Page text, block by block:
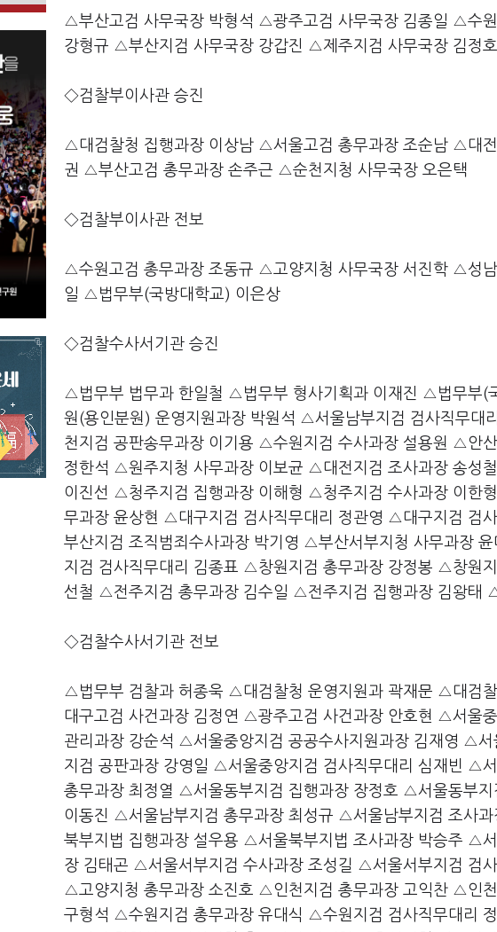
△부산고검 사무국장 박형석 △광주고검 사무국장 김종일 △수
강형규 △부산지검 사무국장 강갑진 △제주지검 사무국장 김정
◇검찰부이사관 승진
△대검찰청 집행과장 이상남 △서울고검 총무과장 조순남 △대
권 △부산고검 총무과장 손주근 △순천지청 사무국장 오은택
◇검찰부이사관 전보
△수원고검 총무과장 조동규 △고양지청 사무국장 서진학 △성
일 △법무부(국방대학교) 이은상
◇검찰수사서기관 승진
△법무부 법무과 한일철 △법무부 형사기획과 이재진 △법무부(
원(용인분원) 운영지원과장 박원석 △서울남부지검 검사직무
천지검 공판송무과장 이기용 △수원지검 수사과장 설용원 △안
정한석 △원주지청 사무과장 이보균 △대전지검 조사과장 송성
이진선 △청주지검 집행과장 이해형 △청주지검 수사과장 이한
무과장 윤상현 △대구지검 검사직무대리 정관영 △대구지검 검
부산지검 조직범죄수사과장 박기영 △부산서부지청 사무과장
지검 검사직무대리 김종표 △창원지검 총무과장 강정봉 △창원
선철 △전주지검 총무과장 김수일 △전주지검 집행과장 김왕태
◇검찰수사서기관 전보
△법무부 검찰과 허종욱 △대검찰청 운영지원과 곽재문 △대검
대구고검 사건과장 김정연 △광주고검 사건과장 안호현 △서울
관리과장 강순석 △서울중앙지검 공공수사지원과장 김재영 △
지검 공판과장 강영일 △서울중앙지검 검사직무대리 심재빈 △
총무과장 최정열 △서울동부지검 집행과장 장정호 △서울동부
이동진 △서울남부지검 총무과장 최성규 △서울남부지검 조사
북부지법 집행과장 설우용 △서울북부지법 조사과장 박승주 △
장 김태곤 △서울서부지검 수사과장 조성길 △서울서부지검 검
△고양지청 총무과장 소진호 △인천지검 총무과장 고익찬 △인
구형석 △수원지검 총무과장 유대식 △수원지검 검사직무대리